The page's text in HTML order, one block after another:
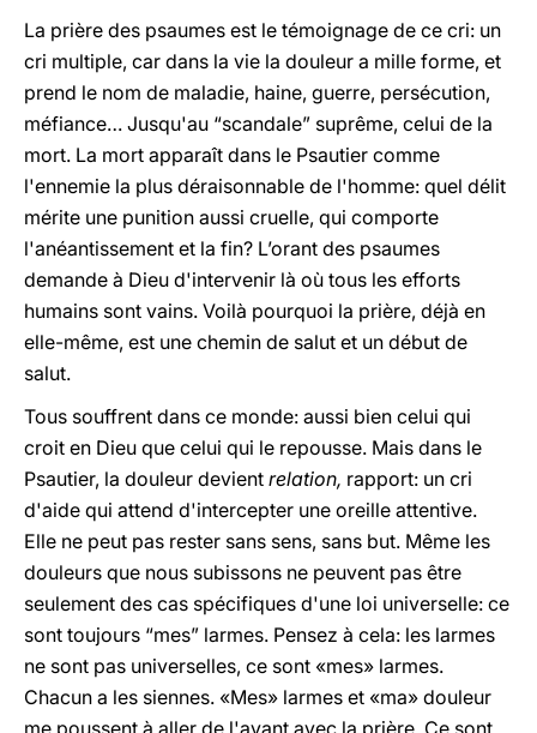
La prière des psaumes est le témoignage de ce cri: un
cri multiple, car dans la vie la douleur a mille forme, et
prend le nom de maladie, haine, guerre, persécution,
méfiance… Jusqu'au “scandale” suprême, celui de la
mort. La mort apparaît dans le Psautier comme
l'ennemie la plus déraisonnable de l'homme: quel délit
mérite une punition aussi cruelle, qui comporte
l'anéantissement et la fin? L’orant des psaumes
demande à Dieu d'intervenir là où tous les efforts
humains sont vains. Voilà pourquoi la prière, déjà en
elle-même, est une chemin de salut et un début de
salut.
Tous souffrent dans ce monde: aussi bien celui qui
croit en Dieu que celui qui le repousse. Mais dans le
Psautier, la douleur devient relation, rapport: un cri
d'aide qui attend d'intercepter une oreille attentive.
Elle ne peut pas rester sans sens, sans but. Même les
douleurs que nous subissons ne peuvent pas être
seulement des cas spécifiques d'une loi universelle: ce
sont toujours “mes” larmes. Pensez à cela: les larmes
ne sont pas universelles, ce sont «mes» larmes.
Chacun a les siennes. «Mes» larmes et «ma» douleur
me poussent à aller de l'avant avec la prière. Ce sont